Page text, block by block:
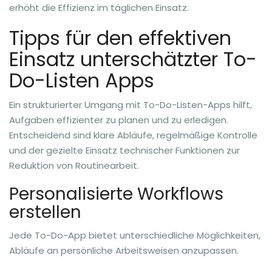
erhöht die Effizienz im täglichen Einsatz.
Tipps für den effektiven
Einsatz unterschätzter To-
Do-Listen Apps
Ein strukturierter Umgang mit To-Do-Listen-Apps hilft,
Aufgaben effizienter zu planen und zu erledigen.
Entscheidend sind klare Abläufe, regelmäßige Kontrolle
und der gezielte Einsatz technischer Funktionen zur
Reduktion von Routinearbeit.
Personalisierte Workflows
erstellen
Jede To-Do-App bietet unterschiedliche Möglichkeiten,
Abläufe an persönliche Arbeitsweisen anzupassen.